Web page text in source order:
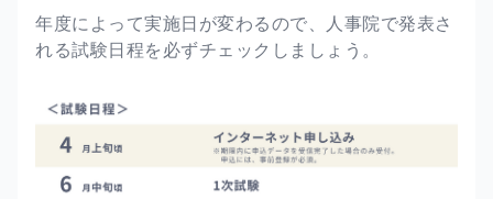
年度によって実施日が変わるので、人事院で発表さ
れる試験日程を必ずチェックしましょう。